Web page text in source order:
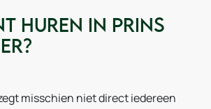
huren in Prins
misschien niet direct iedereen